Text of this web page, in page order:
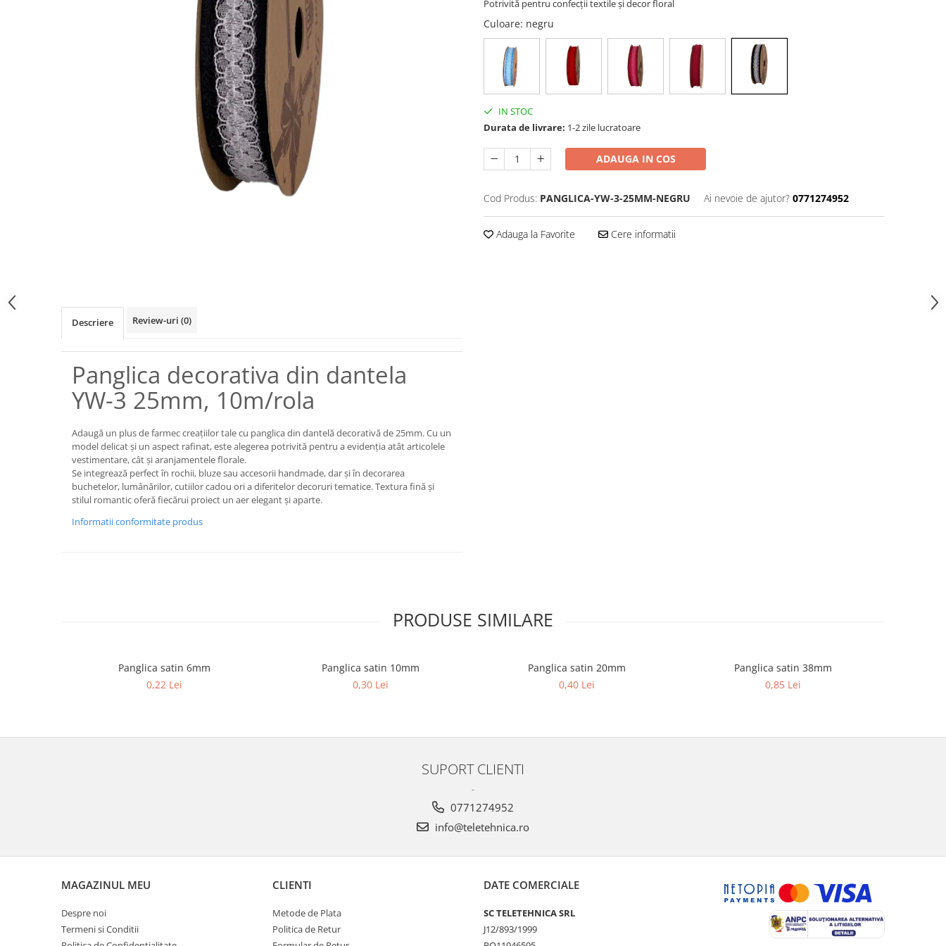
Potrivită pentru confecții textile și decor floral
Culoare: negru
IN STOC
Durata de livrare: 1-2 zile lucratoare
ADAUGA IN COS
Cod Produs: PANGLICA-YW-3-25MM-NEGRU Ai nevoie de ajutor? 0771274952
Adauga la Favorite Cere informatii
Descriere Review-uri (0)
Panglica decorativa din dantela
YW-3 25mm, 10m/rola
Adaugă un plus de farmec creațiilor tale cu panglica din dantelă decorativă de 25mm. Cu un
model delicat și un aspect rafinat, este alegerea potrivită pentru a evidenția atât articolele
vestimentare, cât și aranjamentele florale.
Se integrează perfect în rochii, bluze sau accesorii handmade, dar și în decorarea
buchetelor, lumânărilor, cutiilor cadou ori a diferitelor decoruri tematice. Textura fină și
stilul romantic oferă fiecărui proiect un aer elegant și aparte.
Informatii conformitate produs
PRODUSE SIMILARE
Panglica satin 6mm
0,22 Lei
Panglica satin 10mm
0,30 Lei
Panglica satin 20mm
0,40 Lei
Panglica satin 38mm
0,85 Lei
SUPORT CLIENTI
-
0771274952
info@teletehnica.ro
MAGAZINUL MEU
Despre noi
Termeni si Conditii
CLIENTI
Metode de Plata
Politica de Retur
DATE COMERCIALE
SC TELETEHNICA SRL
J12/893/1999